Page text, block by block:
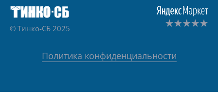
© Тинко-СБ 2025
Политика конфиденциальности